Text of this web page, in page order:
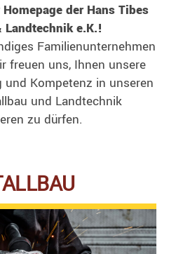
der Hans Tibes
Landtechnik e.K.!
Familienunternehmen
freuen uns, Ihnen unsere
und Kompetenz in unseren
und Landtechnik
zu dürfen.